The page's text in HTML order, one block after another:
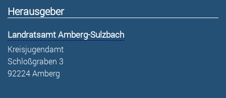
Herausgeber
Landratsamt Amberg-Sulzbach
Kreisjugendamt
Schloßgraben 3
92224 Amberg